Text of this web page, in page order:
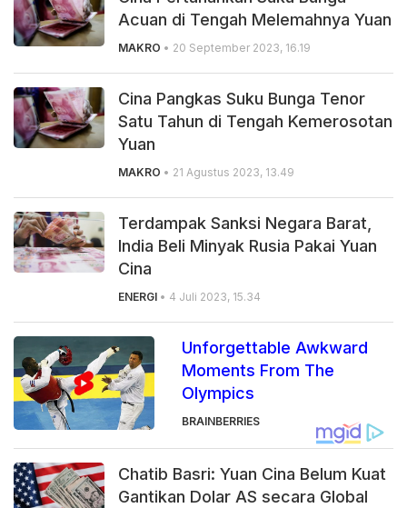
Acuan di Tengah Melemahnya Yuan
MAKRO • 20 September 2023, 16.19
Cina Pangkas Suku Bunga Tenor
Satu Tahun di Tengah Kemerosotan
Yuan
MAKRO • 21 Agustus 2023, 13.49
Terdampak Sanksi Negara Barat,
India Beli Minyak Rusia Pakai Yuan
Cina
ENERGI • 4 Juli 2023, 15.34
Unforgettable Awkward
Moments From The
Olympics
BRAINBERRIES
Chatib Basri: Yuan Cina Belum Kuat
Gantikan Dolar AS secara Global